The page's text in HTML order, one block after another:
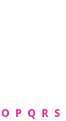
O P Q R S